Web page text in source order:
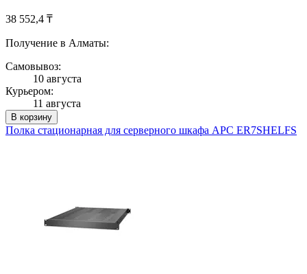
38 552,4 ₸
Получение в Алматы:
Самовывоз:
10 августа
Курьером:
11 августа
В корзину
Полка стационарная для серверного шкафа APC ER7SHELFS